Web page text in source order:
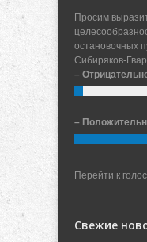
Просим
остановочных
Сибиряков-
–
–
Перейти к
Свежие